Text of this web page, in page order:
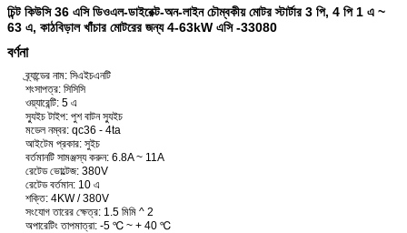
চিন্ট কিউসি 36 এসি ডিওএল-ডাইরেক্ট-অন-লাইন চৌম্বকীয় মোটর স্টার্টার 3 পি, 4 পি 1 এ ~
63 এ, কাঠবিড়াল খাঁচার মোটরের জন্য 4-63kW এসি -33080
বর্ণনা
ব্র্যান্ডের নাম: সিএইচএনটি
শংসাপত্র: সিসিসি
ওয়্যারেন্টি: 5 এ
স্যুইচ টাইপ: পুশ বাটন স্যুইচ
মডেল নম্বর: qc36 - 4ta
আইটেম প্রকার: সুইচ
বর্তমানটি সামঞ্জস্য করুন: 6.8A ~ 11A
রেটেড ভোল্টেজ: 380V
রেটেড বর্তমান: 10 এ
শক্তি: 4KW / 380V
সংযোগ তারের ক্ষেত্র: 1.5 মিমি ^ 2
অপারেটিং তাপমাত্রা: -5 ℃ ~ + 40 ℃